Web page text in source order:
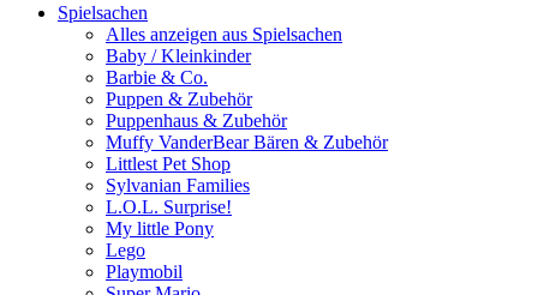
Spielsachen
Alles anzeigen aus Spielsachen
Baby / Kleinkinder
Barbie & Co.
Puppen & Zubehör
Puppenhaus & Zubehör
Muffy VanderBear Bären & Zubehör
Littlest Pet Shop
Sylvanian Families
L.O.L. Surprise!
My little Pony
Lego
Playmobil